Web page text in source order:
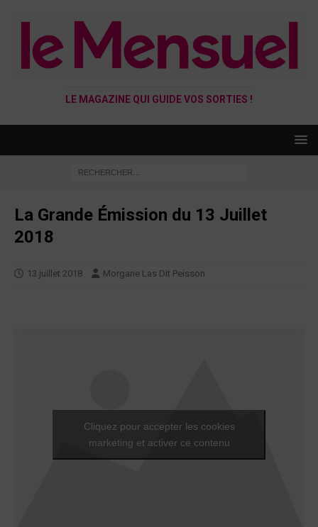
LE MAGAZINE QUI GUIDE VOS SORTIES !
La Grande Émission du 13 Juillet
2018
13 juillet 2018 Morgane Las Dit Peisson
Cliquez pour accepter les cookies
marketing et activer ce contenu